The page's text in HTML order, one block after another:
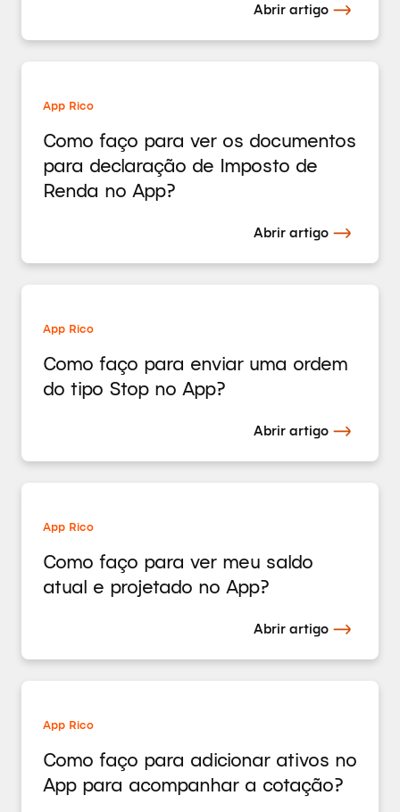
Abrir artigo
App Rico
Como faço para ver os documentos
para declaração de Imposto de
Renda no App?
Abrir artigo
App Rico
Como faço para enviar uma ordem
do tipo Stop no App?
Abrir artigo
App Rico
Como faço para ver meu saldo
atual e projetado no App?
Abrir artigo
App Rico
Como faço para adicionar ativos no
App para acompanhar a cotação?